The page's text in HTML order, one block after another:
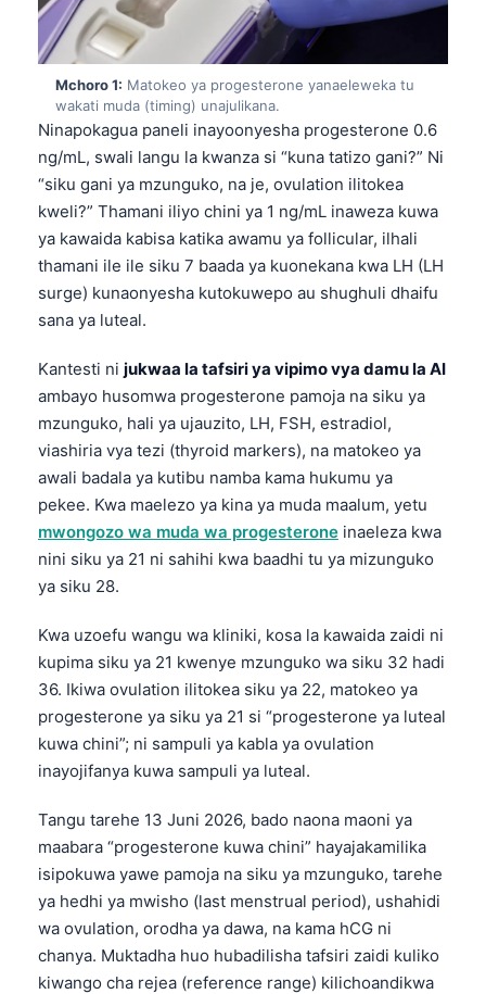
Mchoro 1: Matokeo ya progesterone yanaeleweka tu
wakati muda (timing) unajulikana.
Ninapokagua paneli inayoonyesha progesterone 0.6
ng/mL, swali langu la kwanza si “kuna tatizo gani?” Ni
“siku gani ya mzunguko, na je, ovulation ilitokea
kweli?” Thamani iliyo chini ya 1 ng/mL inaweza kuwa
ya kawaida kabisa katika awamu ya follicular, ilhali
thamani ile ile siku 7 baada ya kuonekana kwa LH (LH
surge) kunaonyesha kutokuwepo au shughuli dhaifu
sana ya luteal.
Kantesti ni jukwaa la tafsiri ya vipimo vya damu la AI
ambayo husomwa progesterone pamoja na siku ya
mzunguko, hali ya ujauzito, LH, FSH, estradiol,
viashiria vya tezi (thyroid markers), na matokeo ya
awali badala ya kutibu namba kama hukumu ya
pekee. Kwa maelezo ya kina ya muda maalum, yetu
mwongozo wa muda wa progesterone inaeleza kwa
nini siku ya 21 ni sahihi kwa baadhi tu ya mizunguko
ya siku 28.
Kwa uzoefu wangu wa kliniki, kosa la kawaida zaidi ni
kupima siku ya 21 kwenye mzunguko wa siku 32 hadi
36. Ikiwa ovulation ilitokea siku ya 22, matokeo ya
progesterone ya siku ya 21 si “progesterone ya luteal
kuwa chini”; ni sampuli ya kabla ya ovulation
inayojifanya kuwa sampuli ya luteal.
Tangu tarehe 13 Juni 2026, bado naona maoni ya
maabara “progesterone kuwa chini” hayajakamilika
isipokuwa yawe pamoja na siku ya mzunguko, tarehe
ya hedhi ya mwisho (last menstrual period), ushahidi
wa ovulation, orodha ya dawa, na kama hCG ni
chanya. Muktadha huo hubadilisha tafsiri zaidi kuliko
kiwango cha rejea (reference range) kilichoandikwa